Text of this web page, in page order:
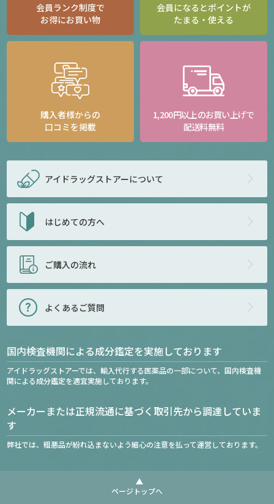
会員ランク制度で
お得にお買い物
会員になるとポイントが
たまる・使える
購入者様からの
口コミを掲載
1,200円以上のお買い上げで
配送料無料
アイドラッグストアーについて
はじめての方へ
ご購入の流れ
よくあるご質問
国内検査機関による成分鑑定を実施しております
アイドラッグストアーでは、輸入代行する医薬品の一部について、国内検査機
関による成分鑑定を適宜実施しております。
メーカーまたは正規流通に基づく取引先から調達していま
す
弊社では、粗悪品が紛れ込まないよう細心の注意を払って運営しております。
ページトップへ